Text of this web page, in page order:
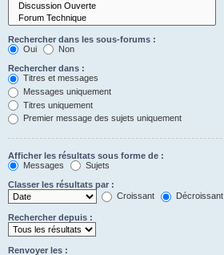
Rechercher dans les sous-forums :
Oui
Non
Rechercher dans :
Titres et messages
Messages uniquement
Titres uniquement
Premier message des sujets uniquement
Afficher les résultats sous forme de :
Messages
Sujets
Classer les résultats par :
Croissant
Décroissant
Rechercher depuis :
Renvoyer les :